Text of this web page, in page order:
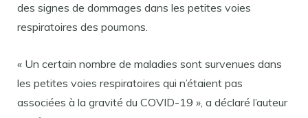
des signes de dommages dans les petites voies
respiratoires des poumons.
« Un certain nombre de maladies sont survenues dans
les petites voies respiratoires qui n’étaient pas
associées à la gravité du COVID-19 », a déclaré l’auteur